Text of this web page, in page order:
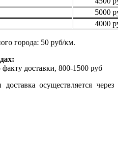
5000
4000
города: 50 руб/км.
доставки, 800-1500 руб
осуществляется через